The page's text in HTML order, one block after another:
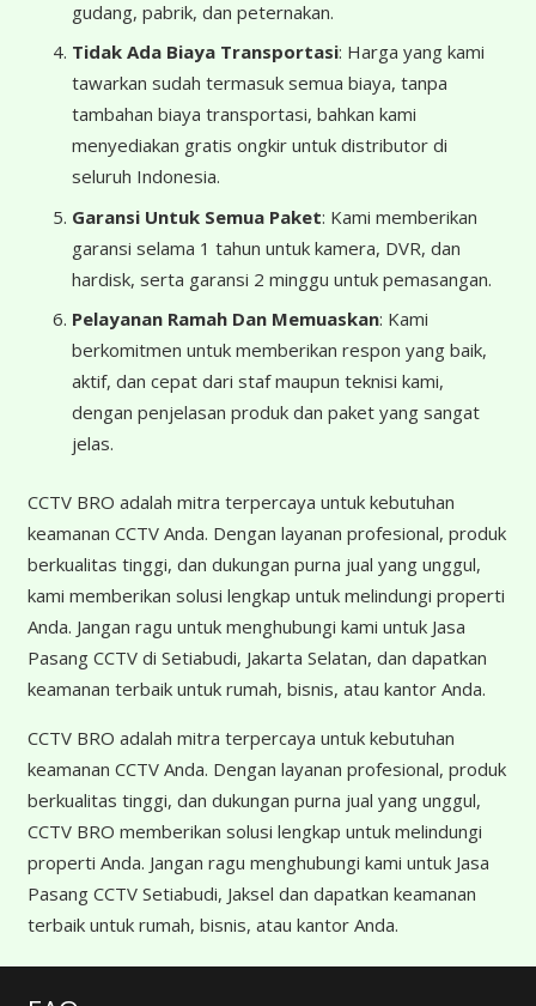
gudang, pabrik, dan peternakan.
Tidak Ada Biaya Transportasi: Harga yang kami
tawarkan sudah termasuk semua biaya, tanpa
tambahan biaya transportasi, bahkan kami
menyediakan gratis ongkir untuk distributor di
seluruh Indonesia.
Garansi Untuk Semua Paket: Kami memberikan
garansi selama 1 tahun untuk kamera, DVR, dan
hardisk, serta garansi 2 minggu untuk pemasangan.
Pelayanan Ramah Dan Memuaskan: Kami
berkomitmen untuk memberikan respon yang baik,
aktif, dan cepat dari staf maupun teknisi kami,
dengan penjelasan produk dan paket yang sangat
jelas.
CCTV BRO adalah mitra terpercaya untuk kebutuhan
keamanan CCTV Anda. Dengan layanan profesional, produk
berkualitas tinggi, dan dukungan purna jual yang unggul,
kami memberikan solusi lengkap untuk melindungi properti
Anda. Jangan ragu untuk menghubungi kami untuk Jasa
Pasang CCTV di Setiabudi, Jakarta Selatan, dan dapatkan
keamanan terbaik untuk rumah, bisnis, atau kantor Anda.
CCTV BRO adalah mitra terpercaya untuk kebutuhan
keamanan CCTV Anda. Dengan layanan profesional, produk
berkualitas tinggi, dan dukungan purna jual yang unggul,
CCTV BRO memberikan solusi lengkap untuk melindungi
properti Anda. Jangan ragu menghubungi kami untuk Jasa
Pasang CCTV Setiabudi, Jaksel dan dapatkan keamanan
terbaik untuk rumah, bisnis, atau kantor Anda.